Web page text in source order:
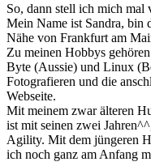
So, dann stell ich mich mal
Mein Name ist Sandra, bin
Nähe von Frankfurt am
Zu meinen Hobbys
Byte (Aussie) und Linux
Fotografieren und die
Webseite.
Mit meinem zwar älteren
ist mit seinen zwei
Agility. Mit dem jüngeren
ich noch ganz am Anfang